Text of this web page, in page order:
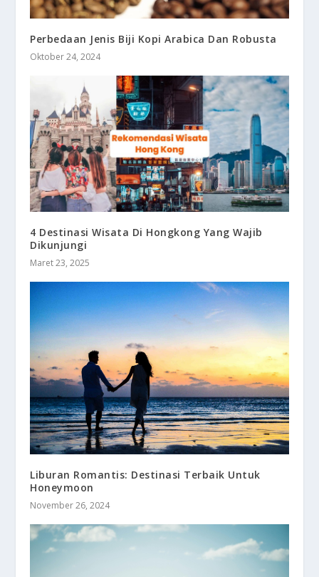
Perbedaan Jenis Biji Kopi Arabica Dan Robusta
Oktober 24, 2024
4 Destinasi Wisata Di Hongkong Yang Wajib
Dikunjungi
Maret 23, 2025
Liburan Romantis: Destinasi Terbaik Untuk
Honeymoon
November 26, 2024